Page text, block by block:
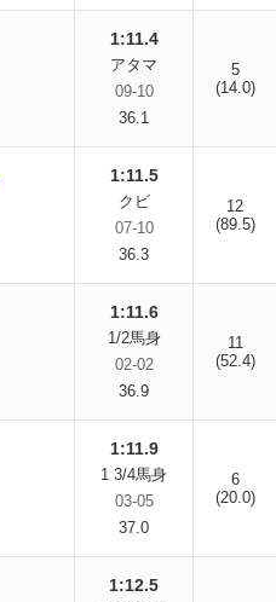
1:11.4
アタマ
09-10
36.1
5
(14.0)
1:11.5
クビ
07-10
36.3
12
(89.5)
1:11.6
1/2馬身
02-02
36.9
11
(52.4)
1:11.9
1 3/4馬身
03-05
37.0
6
(20.0)
1:12.5